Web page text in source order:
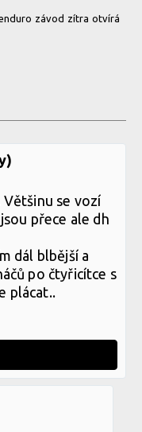
závod zítra otvírá
Většinu se vozí
přece ale dh
dál blbější a
po čtyřicítce s
plácat..